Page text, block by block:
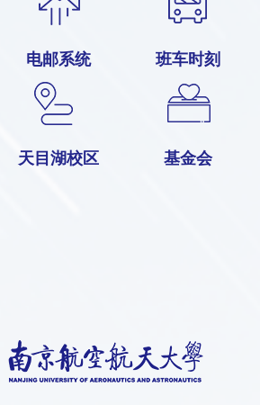
电邮系统 班车时刻
天目湖校区 基金会